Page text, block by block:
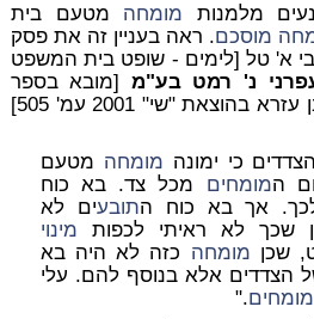
מלמנות מומחה מטעם בית
מוסכם. ראה בעניין זה את פסק
א' טל [לימים - שופט בית המשפט
נ' רמט בע"מ [מובא בספר
" מאת א' בן עזרא בהוצאת "שי" 2001 עמ' 505]
כי ימונה מומחה מטעם
המומחים מכל צד. בא כוח
אך בא כוח התובעים לא
שכך לא ראיתי לכפות מינוי
שכן מומחה כזה לא היה בא
הצדדים אלא בנוסף להם. עלי
מומחים."